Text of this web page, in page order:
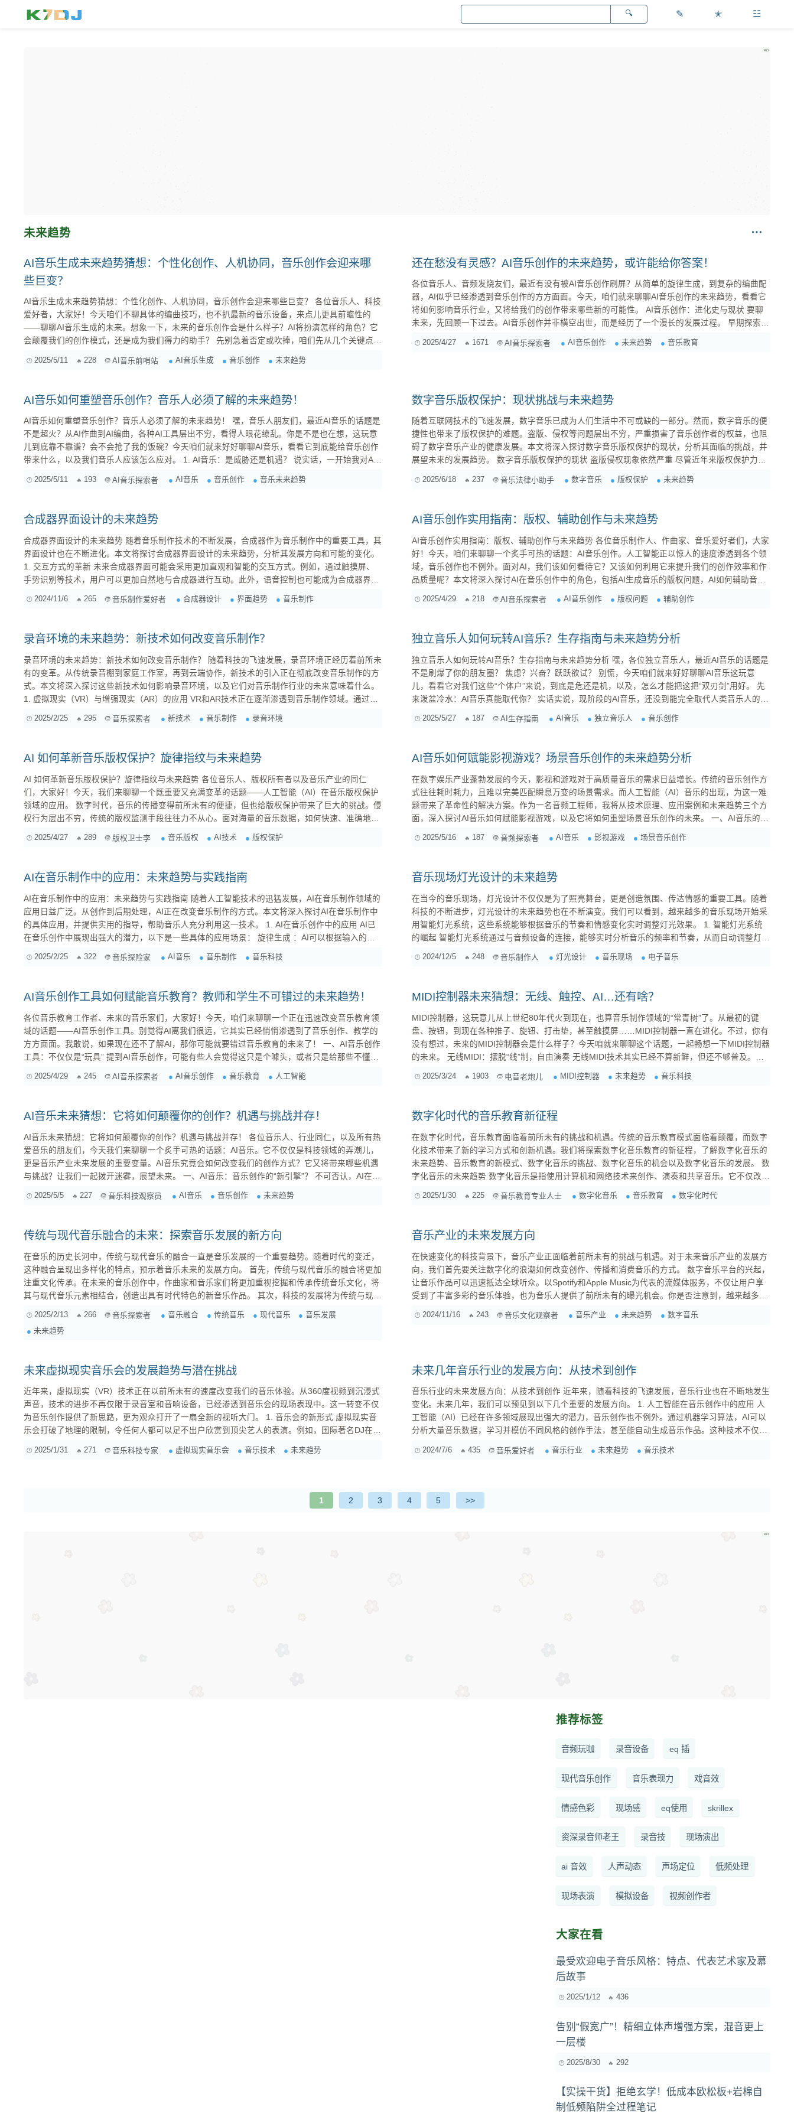
✎ ✭ ☳
未来趋势
AI音乐生成未来趋势猜想：个性化创作、人机协同，音乐创作会迎来哪
些巨变？
AI音乐生成未来趋势猜想：个性化创作、人机协同，音乐创作会迎来哪些巨变？ 各位音乐人、科技
爱好者，大家好！今天咱们不聊具体的编曲技巧，也不扒最新的音乐设备，来点儿更具前瞻性的
——聊聊AI音乐生成的未来。想象一下，未来的音乐创作会是什么样子？AI将扮演怎样的角色？它
会颠覆我们的创作模式，还是成为我们得力的助手？ 先别急着否定或吹捧，咱们先从几个关键点入
成的现状：从“玩具”到“工具”的进化 在展望未来之前，咱们先简单回顾一下AI音乐生成的...
2025/5/11 228 AI音乐前哨站 AI音乐生成 音乐创作 未来趋势
还在愁没有灵感？AI音乐创作的未来趋势，或许能给你答案！
各位音乐人、音频发烧友们，最近有没有被AI音乐创作刷屏？从简单的旋律生成，到复杂的编曲配
器，AI似乎已经渗透到音乐创作的方方面面。今天，咱们就来聊聊AI音乐创作的未来趋势，看看它
将如何影响音乐行业，又将给我们的创作带来哪些新的可能性。 AI音乐创作：进化史与现状 要聊
未来，先回顾一下过去。AI音乐创作并非横空出世，而是经历了一个漫长的发展过程。 早期探索阶
实验品，缺乏艺术性和情感。 ...
2025/4/27 1671 AI音乐探索者 AI音乐创作 未来趋势 音乐教育
AI音乐如何重塑音乐创作？音乐人必须了解的未来趋势！
AI音乐如何重塑音乐创作？音乐人必须了解的未来趋势！ 嘿，音乐人朋友们，最近AI音乐的话题是
不是超火？从AI作曲到AI编曲，各种AI工具层出不穷，看得人眼花缭乱。你是不是也在想，这玩意
儿到底靠不靠谱？会不会抢了我的饭碗？今天咱们就来好好聊聊AI音乐，看看它到底能给音乐创作
带来什么，以及我们音乐人应该怎么应对。 1. AI音乐：是威胁还是机遇？ 说实话，一开始我对AI
2025/5/11 193 AI音乐探索者 AI音乐 音乐创作 音乐未来趋势
数字音乐版权保护：现状挑战与未来趋势
随着互联网技术的飞速发展，数字音乐已成为人们生活中不可或缺的一部分。然而，数字音乐的便
捷性也带来了版权保护的难题。盗版、侵权等问题层出不穷，严重损害了音乐创作者的权益，也阻
碍了数字音乐产业的健康发展。本文将深入探讨数字音乐版权保护的现状，分析其面临的挑战，并
展望未来的发展趋势。 数字音乐版权保护的现状 盗版侵权现象依然严重 尽管近年来版权保护力度
未经授权的音乐作品。此外，一些社交平台、短视频平台也存在未经授权使用音乐作品的情况，进
2025/6/18 237 音乐法律小助手 数字音乐 版权保护 未来趋势
合成器界面设计的未来趋势
合成器界面设计的未来趋势 随着音乐制作技术的不断发展，合成器作为音乐制作中的重要工具，其
界面设计也在不断进化。本文将探讨合成器界面设计的未来趋势，分析其发展方向和可能的变化。
1. 交互方式的革新 未来合成器界面可能会采用更加直观和智能的交互方式。例如，通过触摸屏、
手势识别等技术，用户可以更加自然地与合成器进行互动。此外，语音控制也可能成为合成器界面
户体验，合成器界面可能会更加注重布局的优化。简洁、直观的界面设计将有助于...
2024/11/6 265 音乐制作爱好者 合成器设计 界面趋势 音乐制作
AI音乐创作实用指南：版权、辅助创作与未来趋势
AI音乐创作实用指南：版权、辅助创作与未来趋势 各位音乐制作人、作曲家、音乐爱好者们，大家
好！今天，咱们来聊聊一个炙手可热的话题：AI音乐创作。人工智能正以惊人的速度渗透到各个领
域，音乐创作也不例外。面对AI，我们该如何看待它？又该如何利用它来提升我们的创作效率和作
品质量呢？本文将深入探讨AI在音乐创作中的角色，包括AI生成音乐的版权问题，AI如何辅助音乐
这是目前讨论最为激烈的议题之一。如果AI创作了一首歌曲，那么这首歌的版权归谁？是编写AI程
2025/4/29 218 AI音乐探索者 AI音乐创作 版权问题 辅助创作
录音环境的未来趋势：新技术如何改变音乐制作？
录音环境的未来趋势：新技术如何改变音乐制作？ 随着科技的飞速发展，录音环境正经历着前所未
有的变革。从传统录音棚到家庭工作室，再到云端协作，新技术的引入正在彻底改变音乐制作的方
式。本文将深入探讨这些新技术如何影响录音环境，以及它们对音乐制作行业的未来意味着什么。
1. 虚拟现实（VR）与增强现实（AR）的应用 VR和AR技术正在逐渐渗透到音乐制作领域。通过
拟的音效设备和效果器叠加到现实环境中，使音乐制作变得更加灵活和直观...
2025/2/25 295 音乐探索者 新技术 音乐制作 录音环境
独立音乐人如何玩转AI音乐？生存指南与未来趋势分析
独立音乐人如何玩转AI音乐？生存指南与未来趋势分析 嘿，各位独立音乐人，最近AI音乐的话题是
不是刷爆了你的朋友圈？ 焦虑？兴奋？跃跃欲试？ 别慌，今天咱们就来好好聊聊AI音乐这玩意
儿，看看它对我们这些“个体户”来说，到底是危还是机，以及，怎么才能把这把“双刃剑”用好。 先
来泼盆冷水：AI音乐真能取代你？ 实话实说，现阶段的AI音乐，还没到能完全取代人类音乐人的地
没法体验失恋的痛苦，没法感受夕阳西下的浪漫，更没法理解你想要...
2025/5/27 187 AI生存指南 AI音乐 独立音乐人 音乐创作
AI 如何革新音乐版权保护？旋律指纹与未来趋势
AI 如何革新音乐版权保护？旋律指纹与未来趋势 各位音乐人、版权所有者以及音乐产业的同仁
们，大家好！今天，我们来聊聊一个既重要又充满变革的话题——人工智能（AI）在音乐版权保护
领域的应用。 数字时代，音乐的传播变得前所未有的便捷，但也给版权保护带来了巨大的挑战。侵
权行为层出不穷，传统的版权监测手段往往力不从心。面对海量的音乐数据，如何快速、准确地识
决方案。 音乐版权保护的痛点 在深入探讨 AI 的应用之前，我们先来梳理一下当前音乐版权保...
2025/4/27 289 版权卫士李 音乐版权 AI技术 版权保护
AI音乐如何赋能影视游戏？场景音乐创作的未来趋势分析
在数字娱乐产业蓬勃发展的今天，影视和游戏对于高质量音乐的需求日益增长。传统的音乐创作方
式往往耗时耗力，且难以完美匹配瞬息万变的场景需求。而人工智能（AI）音乐的出现，为这一难
题带来了革命性的解决方案。作为一名音频工程师，我将从技术原理、应用案例和未来趋势三个方
面，深入探讨AI音乐如何赋能影视游戏，以及它将如何重塑场景音乐创作的未来。 一、AI音乐的技
等多个学科的交叉融合之上。其核心技术主要包括以下几个方面： ...
2025/5/16 187 音频探索者 AI音乐 影视游戏 场景音乐创作
AI在音乐制作中的应用：未来趋势与实践指南
AI在音乐制作中的应用：未来趋势与实践指南 随着人工智能技术的迅猛发展，AI在音乐制作领域的
应用日益广泛。从创作到后期处理，AI正在改变音乐制作的方式。本文将深入探讨AI在音乐制作中
的具体应用，并提供实用的指导，帮助音乐人充分利用这一技术。 1. AI在音乐创作中的应用 AI已
在音乐创作中展现出强大的潜力，以下是一些具体的应用场景： 旋律生成 ：AI可以根据输入的旋
音乐人创作新颖的旋律...
2025/2/25 322 音乐探险家 AI音乐 音乐制作 音乐科技
音乐现场灯光设计的未来趋势
在当今的音乐现场，灯光设计不仅仅是为了照亮舞台，更是创造氛围、传达情感的重要工具。随着
科技的不断进步，灯光设计的未来趋势也在不断演变。我们可以看到，越来越多的音乐现场开始采
用智能灯光系统，这些系统能够根据音乐的节奏和情感变化实时调整灯光效果。 1. 智能灯光系统
的崛起 智能灯光系统通过与音频设备的连接，能够实时分析音乐的频率和节奏，从而自动调整灯光
2024/12/5 248 音乐制作人 灯光设计 音乐现场 电子音乐
AI音乐创作工具如何赋能音乐教育？教师和学生不可错过的未来趋势！
各位音乐教育工作者、未来的音乐家们，大家好！今天，咱们来聊聊一个正在迅速改变音乐教育领
域的话题——AI音乐创作工具。别觉得AI离我们很远，它其实已经悄悄渗透到了音乐创作、教学的
方方面面。我敢说，如果现在还不了解AI，那你可能就要错过音乐教育的未来了！ 一、AI音乐创作
工具：不仅仅是“玩具” 提到AI音乐创作，可能有些人会觉得这只是个噱头，或者只是给那些不懂乐
个令人惊叹的水平。它们不仅能生成各种风格的音乐，还能辅助作曲、编曲、配器，甚至还能...
2025/4/29 245 AI音乐探索者 AI音乐创作 音乐教育 人工智能
MIDI控制器未来猜想：无线、触控、AI…还有啥？
MIDI控制器，这玩意儿从上世纪80年代火到现在，也算音乐制作领域的“常青树”了。从最初的键
盘、按钮，到现在各种推子、旋钮、打击垫，甚至触摸屏……MIDI控制器一直在进化。不过，你有
没有想过，未来的MIDI控制器会是什么样子？今天咱就来聊聊这个话题，一起畅想一下MIDI控制器
的未来。 无线MIDI：摆脱“线”制，自由演奏 无线MIDI技术其实已经不算新鲜，但还不够普及。想
便！ 告别杂乱的线缆： 演出或录音时，再...
2025/3/24 1903 电音老炮儿 MIDI控制器 未来趋势 音乐科技
AI音乐未来猜想：它将如何颠覆你的创作？机遇与挑战并存！
AI音乐未来猜想：它将如何颠覆你的创作？机遇与挑战并存！ 各位音乐人、行业同仁，以及所有热
爱音乐的朋友们，今天我们来聊聊一个炙手可热的话题：AI音乐。它不仅仅是科技领域的弄潮儿，
更是音乐产业未来发展的重要变量。AI音乐究竟会如何改变我们的创作方式？它又将带来哪些机遇
与挑战？让我们一起拨开迷雾，展望未来。 一、AI音乐：音乐创作的“新引擎”？ 不可否认，AI在音
2025/5/5 227 音乐科技观察员 AI音乐 音乐创作 未来趋势
数字化时代的音乐教育新征程
在数字化时代，音乐教育面临着前所未有的挑战和机遇。传统的音乐教育模式面临着颠覆，而数字
化技术带来了新的学习方式和创新机遇。我们将探索数字化音乐教育的新征程，了解数字化音乐的
未来趋势、音乐教育的新模式、数字化音乐的挑战、数字化音乐的机会以及数字化音乐的发展。 数
字化音乐的未来趋势 数字化音乐是指使用计算机和网络技术来创作、演奏和共享音乐。它不仅改变
音乐的内容不断增加：更多的音乐作品、歌曲和艺术家们通过数字平台发布。 ...
2025/1/30 225 音乐教育专业人士 数字化音乐 音乐教育 数字化时代
传统与现代音乐融合的未来：探索音乐发展的新方向
在音乐的历史长河中，传统与现代音乐的融合一直是音乐发展的一个重要趋势。随着时代的变迁，
这种融合呈现出多样化的特点，预示着音乐未来的发展方向。 首先，传统与现代音乐的融合将更加
注重文化传承。在未来的音乐创作中，作曲家和音乐家们将更加重视挖掘和传承传统音乐文化，将
其与现代音乐元素相结合，创造出具有时代特色的新音乐作品。 其次，科技的发展将为传统与现代
如地融合，创造出独特的音乐风格。 再者，跨文化音乐融合将成为音乐发展的新动力。在全球化的
背景下，不同国家和地区的音乐文...
2025/2/13 266 音乐探索者 音乐融合 传统音乐 现代音乐
音乐发展
未来趋势
音乐产业的未来发展方向
在快速变化的科技背景下，音乐产业正面临着前所未有的挑战与机遇。对于未来音乐产业的发展方
向，我们首先要关注数字化的浪潮如何改变创作、传播和消费音乐的方式。 数字音乐平台的兴起，
让音乐作品可以迅速抵达全球听众。以Spotify和Apple Music为代表的流媒体服务，不仅让用户享
受到了丰富多彩的音乐体验，也为音乐人提供了前所未有的曝光机会。你是否注意到，越来越多的
2024/11/16 243 音乐文化观察者 音乐产业 未来趋势 数字音乐
未来虚拟现实音乐会的发展趋势与潜在挑战
近年来，虚拟现实（VR）技术正在以前所未有的速度改变我们的音乐体验。从360度视频到沉浸式
声音，技术的进步不再仅限于录音室和音响设备，已经渗透到音乐会的现场表现中。这一转变不仅
为音乐创作提供了新思路，更为观众打开了一扇全新的视听大门。 1. 音乐会的新形式 虚拟现实音
乐会打破了地理的限制，令任何人都可以足不出户欣赏到顶尖艺人的表演。例如，国际著名DJ在全
音乐会上是难以实现的。这意味着音乐的传播形式正变得更加多样化和个性化，给了观众不一样的
2025/1/31 271 音乐科技专家 虚拟现实音乐会 音乐技术 未来趋势
未来几年音乐行业的发展方向：从技术到创作
音乐行业的未来发展方向：从技术到创作 近年来，随着科技的飞速发展，音乐行业也在不断地发生
变化。未来几年，我们可以预见到以下几个重要的发展方向。 1. 人工智能在音乐创作中的应用 人
工智能（AI）已经在许多领域展现出强大的潜力，音乐创作也不例外。通过机器学习算法，AI可以
分析大量音乐数据，学习并模仿不同风格的创作手法，甚至能自动生成音乐作品。这种技术不仅可
（VR）和增强现实（AR）技术正在改变音乐演出的方式。通过VR技术...
2024/7/6 435 音乐爱好者 音乐行业 未来趋势 音乐技术
1 2 3 4 5 >>
推荐标签
音频玩咖 录音设备 eq 插
现代音乐创作 音乐表现力 戏音效
情感色彩 现场感 eq使用 skrillex
资深录音师老王 录音技 现场演出
ai 音效 人声动态 声场定位 低频处理
现场表演 模拟设备 视频创作者
大家在看
最受欢迎电子音乐风格：特点、代表艺术家及幕
后故事
2025/1/12 436
告别“假宽广”！精细立体声增强方案，混音更上
一层楼
2025/8/30 292
【实操干货】拒绝玄学！低成本欧松板+岩棉自
制低频陷阱全过程笔记